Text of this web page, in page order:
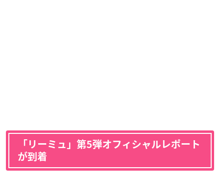
「リーミュ」第5弾オフィシャルレポート
が到着